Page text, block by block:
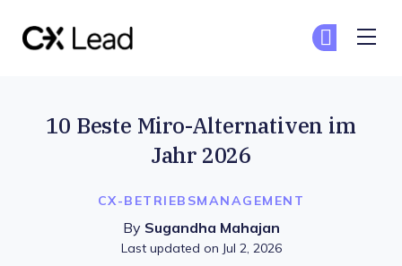
CX-BETRIEBSMANAGEMENT
10 Beste Miro-Alternativen im
Jahr 2026
By Sugandha Mahajan
Last updated on Jul 2, 2026